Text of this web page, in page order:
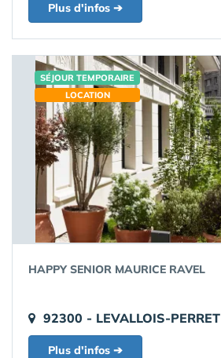
Plus d'infos ➔
SÉJOUR TEMPORAIRE
LOCATION
HAPPY SENIOR MAURICE RAVEL
92300 - LEVALLOIS-PERRET
Plus d'infos ➔